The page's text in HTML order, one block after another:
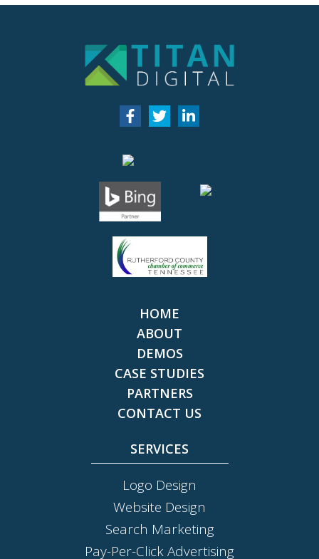
HOME
ABOUT
DEMOS
CASE STUDIES
PARTNERS
CONTACT US
SERVICES
Logo Design
Website Design
Search Marketing
Pay-Per-Click Advertising